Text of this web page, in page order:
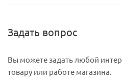
Задать вопрос
Вы можете задать любой
товару или работе магазина.